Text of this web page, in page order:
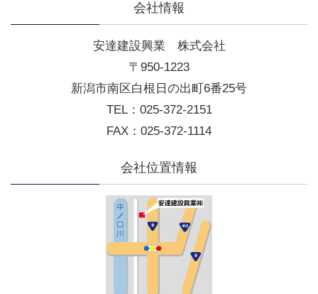
会社情報
安達建設興業 株式会社
〒950-1223
新潟市南区白根日の出町6番25号
TEL：025-372-2151
FAX：025-372-1114
会社位置情報